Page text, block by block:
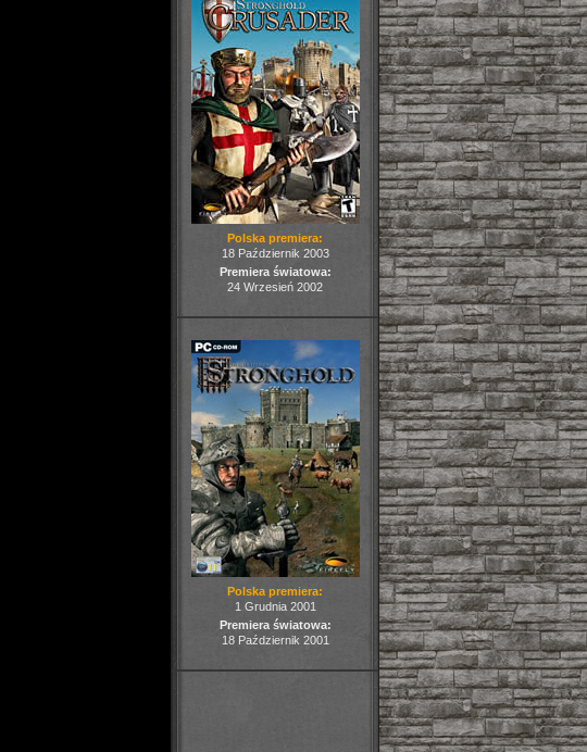
Polska premiera:
18 Październik 2003
Premiera światowa:
24 Wrzesień 2002
Polska premiera:
1 Grudnia 2001
Premiera światowa:
18 Październik 2001